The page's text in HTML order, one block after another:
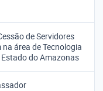
de Servidores
área de Tecnologia
do Amazonas